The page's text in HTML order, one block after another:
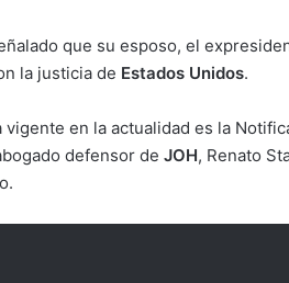
que su esposo, el
la justicia de Estados Unidos.
en la actualidad es la
defensor de JOH, Renato